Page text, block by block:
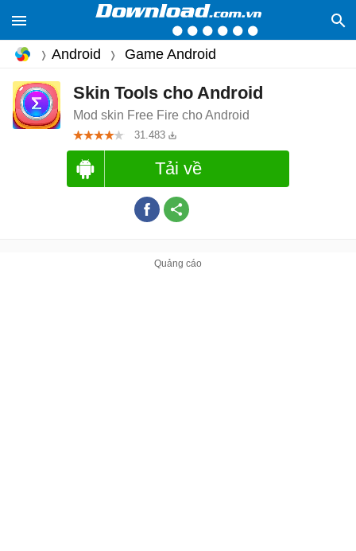
Android Game Android
Skin Tools cho Android
Mod skin Free Fire cho Android
31.483
Tải về